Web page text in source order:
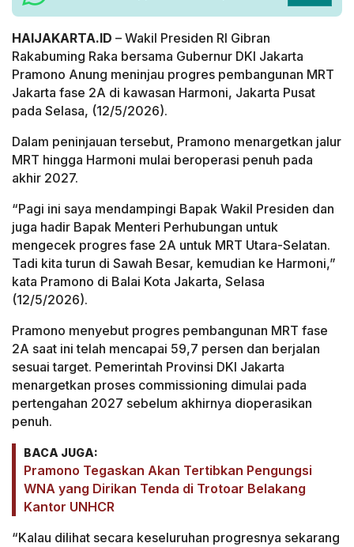
HAIJAKARTA.ID – Wakil Presiden RI Gibran
Rakabuming Raka bersama Gubernur DKI Jakarta
Pramono Anung meninjau progres pembangunan MRT
Jakarta fase 2A di kawasan Harmoni, Jakarta Pusat
pada Selasa, (12/5/2026).
Dalam peninjauan tersebut, Pramono menargetkan jalur
MRT hingga Harmoni mulai beroperasi penuh pada
akhir 2027.
“Pagi ini saya mendampingi Bapak Wakil Presiden dan
juga hadir Bapak Menteri Perhubungan untuk
mengecek progres fase 2A untuk MRT Utara-Selatan.
Tadi kita turun di Sawah Besar, kemudian ke Harmoni,”
kata Pramono di Balai Kota Jakarta, Selasa
(12/5/2026).
Pramono menyebut progres pembangunan MRT fase
2A saat ini telah mencapai 59,7 persen dan berjalan
sesuai target. Pemerintah Provinsi DKI Jakarta
menargetkan proses commissioning dimulai pada
pertengahan 2027 sebelum akhirnya dioperasikan
penuh.
BACA JUGA:
Pramono Tegaskan Akan Tertibkan Pengungsi
WNA yang Dirikan Tenda di Trotoar Belakang
Kantor UNHCR
“Kalau dilihat secara keseluruhan progresnya sekarang